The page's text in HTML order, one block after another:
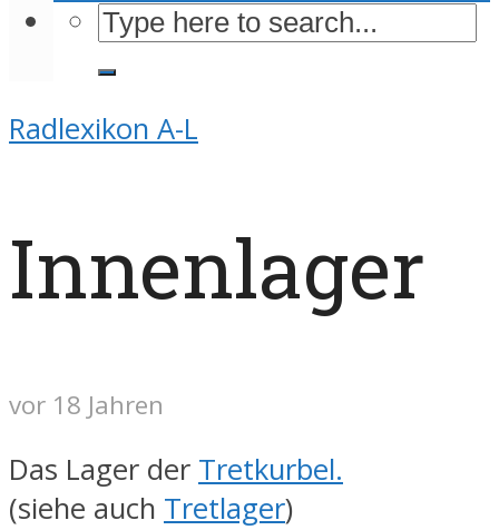
Radlexikon A-L
Innenlager
vor 18 Jahren
Das Lager der Tretkurbel.
(siehe auch Tretlager)